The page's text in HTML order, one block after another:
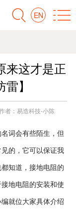
EN
这才是正
】
者： 易造科技-小陈
词会有些陌生，但
的，它可以保证我
知道，接地电阻的
地电阻的安装和使
就位大家具体介绍